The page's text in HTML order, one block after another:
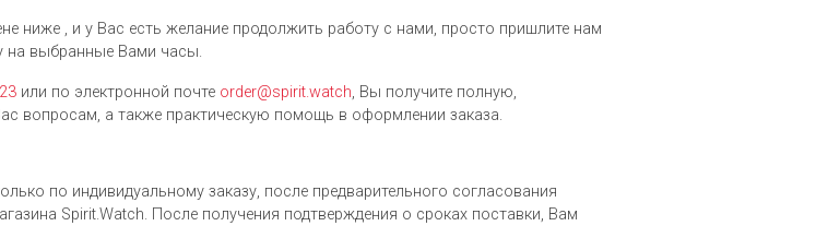
ниже , и у Вас есть желание продолжить работу с нами, просто пришлите нам
на выбранные Вами часы.
или по электронной почте order@spirit.watch, Вы получите полную,
вопросам, а также практическую помощь в оформлении заказа.
по индивидуальному заказу, после предварительного согласования
Spirit.Watch. После получения подтверждения о сроках поставки, Вам